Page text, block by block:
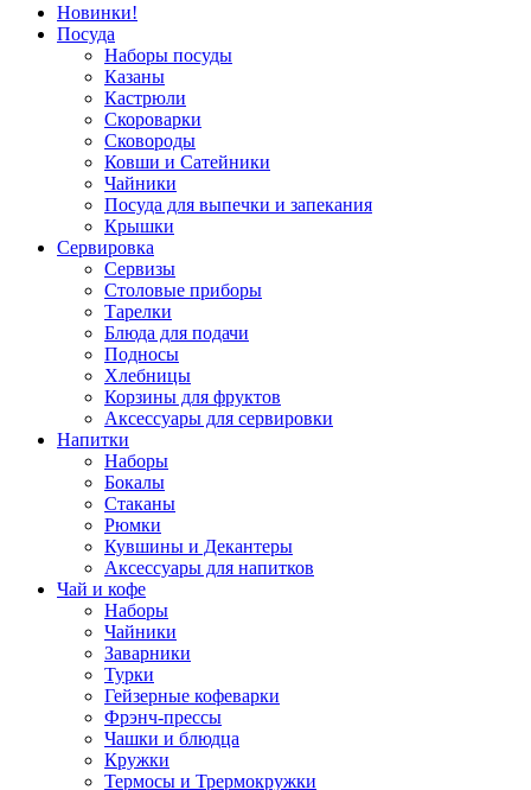
Новинки!
Посуда
Наборы посуды
Казаны
Кастрюли
Скороварки
Сковороды
Ковши и Сатейники
Чайники
Посуда для выпечки и запекания
Крышки
Сервировка
Сервизы
Столовые приборы
Тарелки
Блюда для подачи
Подносы
Хлебницы
Корзины для фруктов
Аксессуары для сервировки
Напитки
Наборы
Бокалы
Стаканы
Рюмки
Кувшины и Декантеры
Аксессуары для напитков
Чай и кофе
Наборы
Чайники
Заварники
Турки
Гейзерные кофеварки
Фрэнч-прессы
Чашки и блюдца
Кружки
Термосы и Трермокружки